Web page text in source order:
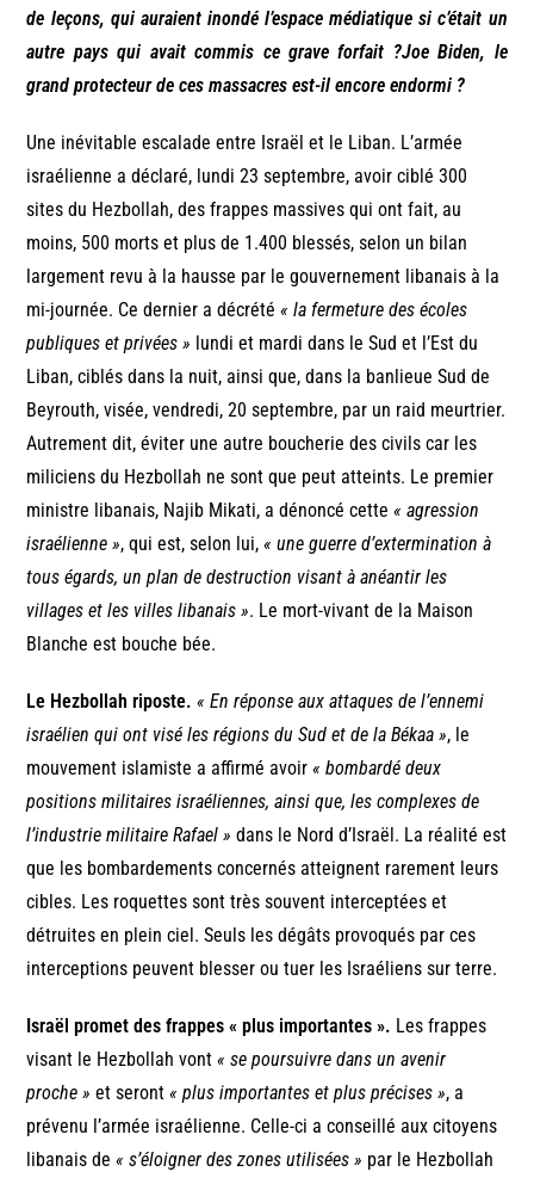
de leçons, qui auraient inondé l’espace médiatique si c’était un
autre pays qui avait commis ce grave forfait ?Joe Biden, le
grand protecteur de ces massacres est-il encore endormi ?
Une inévitable escalade entre Israël et le Liban. L’armée
israélienne a déclaré, lundi 23 septembre, avoir ciblé 300
sites du Hezbollah, des frappes massives qui ont fait, au
moins, 500 morts et plus de 1.400 blessés, selon un bilan
largement revu à la hausse par le gouvernement libanais à la
mi-journée. Ce dernier a décrété « la fermeture des écoles
publiques et privées » lundi et mardi dans le Sud et l’Est du
Liban, ciblés dans la nuit, ainsi que, dans la banlieue Sud de
Beyrouth, visée, vendredi, 20 septembre, par un raid meurtrier.
Autrement dit, éviter une autre boucherie des civils car les
miliciens du Hezbollah ne sont que peut atteints. Le premier
ministre libanais, Najib Mikati, a dénoncé cette« agression
israélienne », qui est, selon lui,« une guerre d’extermination à
tous égards, un plan de destruction visant à anéantir les
villages et les villes libanais ». Le mort-vivant de la Maison
Blanche est bouche bée.
Le Hezbollah riposte. « En réponse aux attaques de l’ennemi
israélien qui ont visé les régions du Sud et de la Békaa », le
mouvement islamiste a affirmé avoir « bombardé deux
positions militaires israéliennes, ainsi que, les complexes de
l’industrie militaire Rafael » dans le Nord d’Israël. La réalité est
que les bombardements concernés atteignent rarement leurs
cibles. Les roquettes sont très souvent interceptées et
détruites en plein ciel. Seuls les dégâts provoqués par ces
interceptions peuvent blesser ou tuer les Israéliens sur terre.
Israël promet des frappes « plus importantes ». Les frappes
visant le Hezbollah vont« se poursuivre dans un avenir
proche » et seront« plus importantes et plus précises », a
prévenu l’armée israélienne. Celle-ci a conseillé aux citoyens
libanais de « s’éloigner des zones utilisées » par le Hezbollah